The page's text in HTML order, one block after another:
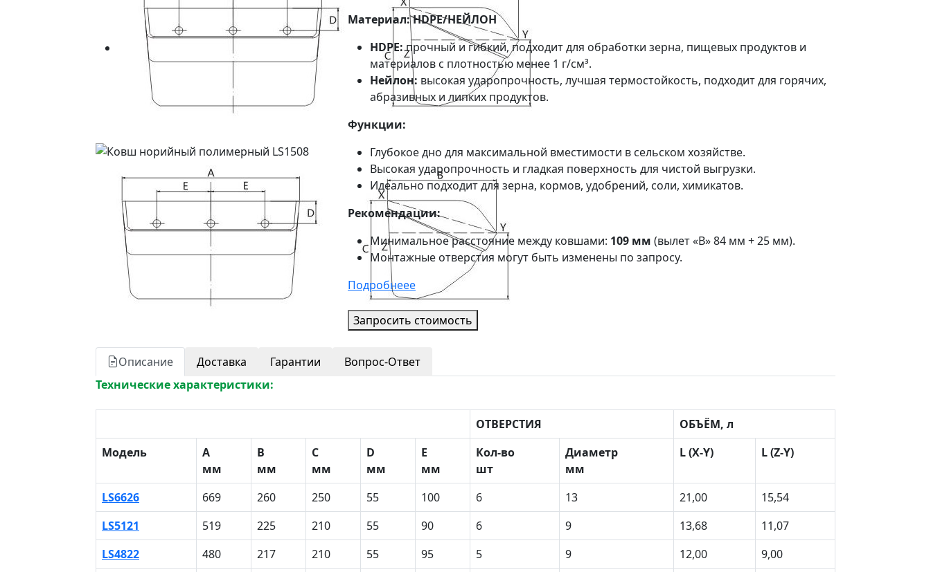
Материал: HDPE/НЕЙЛОН
HDPE:прочный и гибкий, подходит для обработки зерна, пищевых продуктов и
материалов с плотностью менее 1 г/см³.
Нейлон: высокая ударопрочность, лучшая термостойкость, подходит для горячих,
абразивных и липких продуктов.
Функции:
Глубокое дно для максимальной вместимости в сельском хозяйстве.
Высокая ударопрочность и гладкая поверхность для чистой выгрузки.
Идеально подходит для зерна, кормов, удобрений, соли, химикатов.
Рекомендации:
Минимальное расстояние между ковшами: 109 мм (вылет «В» 84 мм + 25 мм).
Монтажные отверстия могут быть изменены по запросу.
Подробнеее
Запросить стоимость
Описание Доставка Гарантии
Вопрос-Ответ
Технические характеристики:
ОТВЕРСТИЯ
ОБЪЁМ, л
Модель
A
мм
B
мм
С
мм
D
мм
E
мм
Кол-во
шт
Диаметр
мм
L (X-Y) L (Z-Y)
LS6626 669 260 250 55 100 6 13 21,00
15,54
LS5121
519 225 210 55 90 6 9 13,68
11,07
LS4822
480 217 210 55 95 5 9 12,00
9,00